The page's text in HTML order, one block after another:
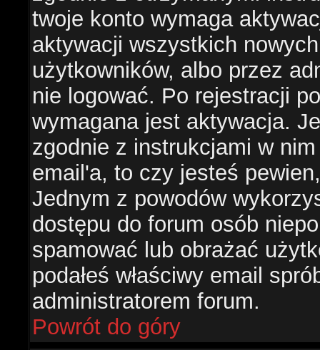
twoje konto wymaga
aktywacji wszystkich
użytkowników, albo przez
nie logować. Po rejestracji
wymagana jest aktywacja.
zgodnie z instrukcjami w
email'a, to czy jesteś
Jednym z powodów
dostępu do forum osób
spamować lub obrażać
podałeś właściwy email
administratorem forum.
Powrót do góry